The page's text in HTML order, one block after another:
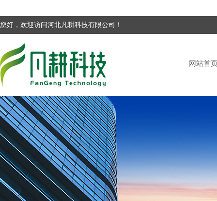
您好，欢迎访问河北凡耕科技有限公司！
网站首